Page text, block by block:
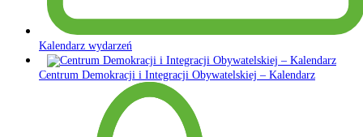
Kalendarz wydarzeń
Centrum Demokracji i Integracji Obywatelskiej – Kalendarz